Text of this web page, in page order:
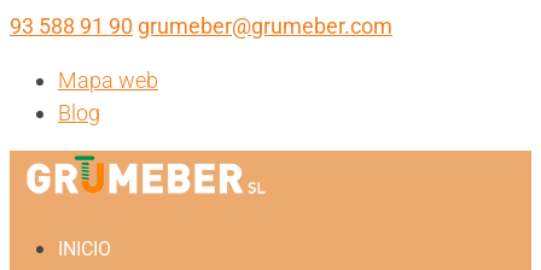
93 588 91 90 grumeber@grumeber.com
Mapa web
Blog
INICIO